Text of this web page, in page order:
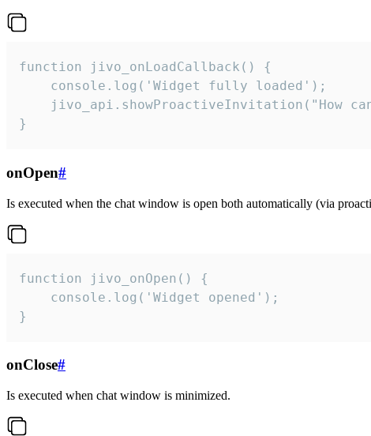
function jivo_onLoadCallback() {
    console.log('Widget fully loaded');
jivo_api.showProactiveInvitation("How
}
onOpen#
Is executed when the chat window is open both automatically (via
function jivo_onOpen() {
    console.log('Widget opened');
}
onClose#
Is executed when chat window is minimized.